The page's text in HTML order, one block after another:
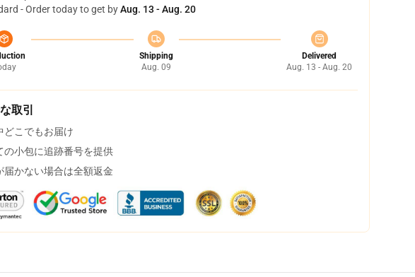
- Order today to get byAug. 13 - Aug. 20
Shipping
Aug. 09
Delivered
Aug. 13 - Aug. 20
取引
どこでもお届け
の小包に追跡番号を提供
届かない場合は全額返金